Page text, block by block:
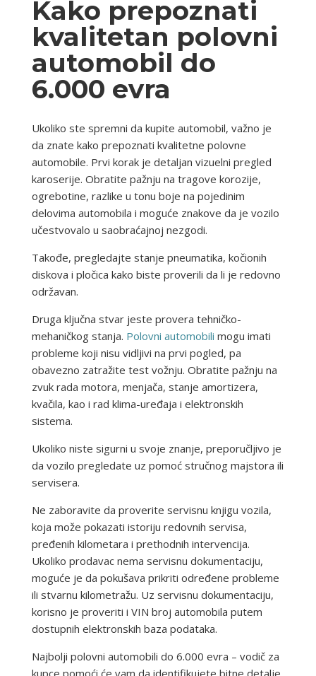
Kako prepoznati
kvalitetan polovni
automobil do
6.000 evra
Ukoliko ste spremni da kupite automobil, važno je
da znate kako prepoznati kvalitetne polovne
automobile. Prvi korak je detaljan vizuelni pregled
karoserije. Obratite pažnju na tragove korozije,
ogrebotine, razlike u tonu boje na pojedinim
delovima automobila i moguće znakove da je vozilo
učestvovalo u saobraćajnoj nezgodi.
Takođe, pregledajte stanje pneumatika, kočionih
diskova i pločica kako biste proverili da li je redovno
održavan.
Druga ključna stvar jeste provera tehničko-
mehaničkog stanja. Polovni automobili mogu imati
probleme koji nisu vidljivi na prvi pogled, pa
obavezno zatražite test vožnju. Obratite pažnju na
zvuk rada motora, menjača, stanje amortizera,
kvačila, kao i rad klima-uređaja i elektronskih
sistema.
Ukoliko niste sigurni u svoje znanje, preporučljivo je
da vozilo pregledate uz pomoć stručnog majstora ili
servisera.
Ne zaboravite da proverite servisnu knjigu vozila,
koja može pokazati istoriju redovnih servisa,
pređenih kilometara i prethodnih intervencija.
Ukoliko prodavac nema servisnu dokumentaciju,
moguće je da pokušava prikriti određene probleme
ili stvarnu kilometražu. Uz servisnu dokumentaciju,
korisno je proveriti i VIN broj automobila putem
dostupnih elektronskih baza podataka.
Najbolji polovni automobili do 6.000 evra – vodič za